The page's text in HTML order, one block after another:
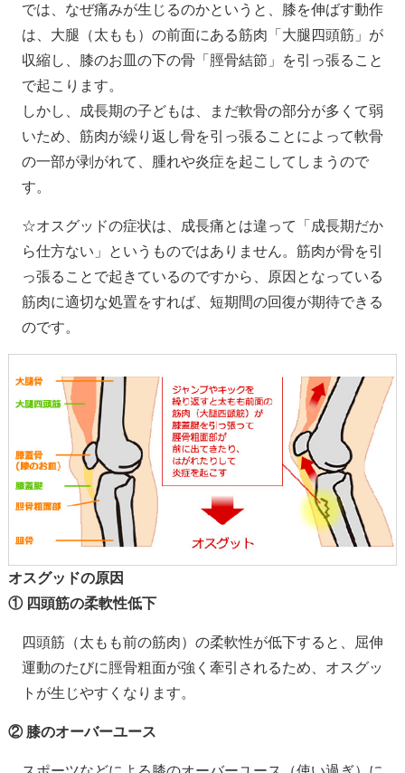
では、なぜ痛みが生じるのかというと、膝を伸ばす動作
は、大腿（太もも）の前面にある筋肉「大腿四頭筋」が
収縮し、膝のお皿の下の骨「脛骨結節」を引っ張ること
で起こります。
しかし、成長期の子どもは、まだ軟骨の部分が多くて弱
いため、筋肉が繰り返し骨を引っ張ることによって軟骨
の一部が剥がれて、腫れや炎症を起こしてしまうので
す。
☆オスグッドの症状は、成長痛とは違って「成長期だか
ら仕方ない」というものではありません。筋肉が骨を引
っ張ることで起きているのですから、原因となっている
筋肉に適切な処置をすれば、短期間の回復が期待できる
のです。
オスグッドの原因
① 四頭筋の柔軟性低下
四頭筋（太もも前の筋肉）の柔軟性が低下すると、屈伸
運動のたびに脛骨粗面が強く牽引されるため、オスグッ
トが生じやすくなります。
② 膝のオーバーユース